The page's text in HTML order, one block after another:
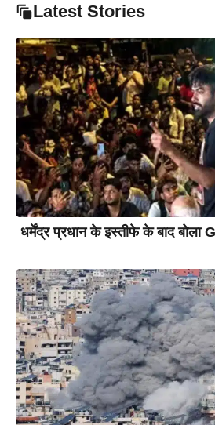
Latest Stories
धर्मेंद्र प्रधान के इस्तीफे के बाद बोला